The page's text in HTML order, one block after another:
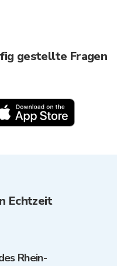
gestellte Fragen
Echtzeit
Rhein-